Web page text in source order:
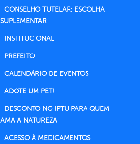
CONSELHO TUTELAR: ESCOLHA
SUPLEMENTAR
INSTITUCIONAL
PREFEITO
CALENDÁRIO DE EVENTOS
ADOTE UM PET!
DESCONTO NO IPTU PARA QUEM
AMA A NATUREZA
ACESSO À MEDICAMENTOS